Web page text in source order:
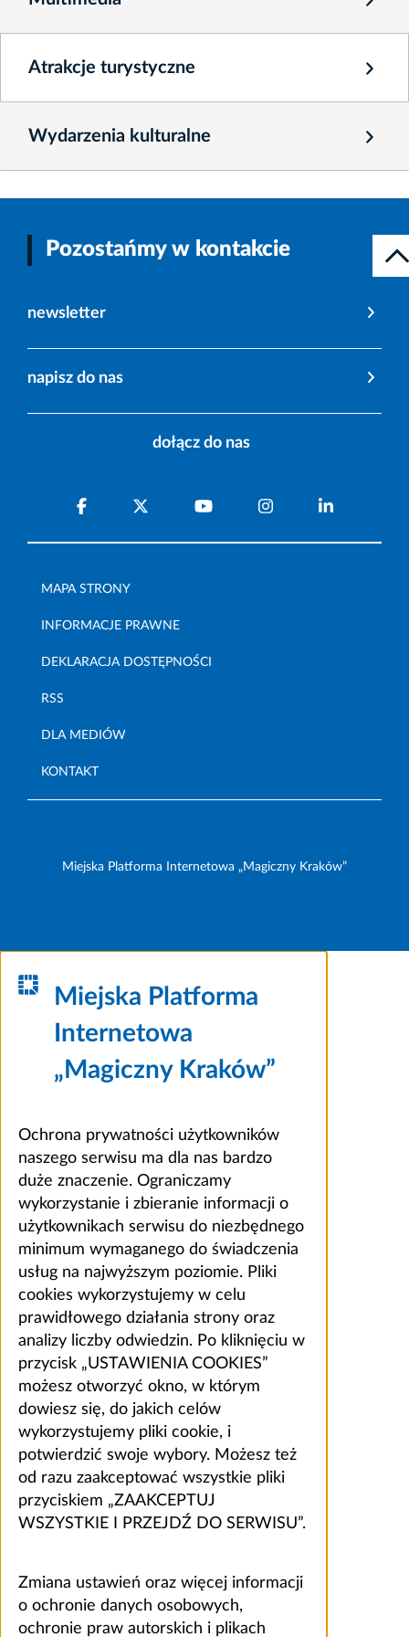
Atrakcje turystyczne
Wydarzenia kulturalne
Pozostańmy w kontakcie
newsletter
napisz do nas
dołącz do nas
MAPA STRONY
INFORMACJE PRAWNE
DEKLARACJA DOSTĘPNOŚCI
RSS
DLA MEDIÓW
KONTAKT
Miejska Platforma Internetowa „Magiczny Kraków”
Miejska Platforma
Internetowa
„Magiczny Kraków”
Ochrona prywatności użytkowników
naszego serwisu ma dla nas bardzo
duże znaczenie. Ograniczamy
wykorzystanie i zbieranie informacji o
użytkownikach serwisu do niezbędnego
minimum wymaganego do świadczenia
usług na najwyższym poziomie. Pliki
cookies wykorzystujemy w celu
prawidłowego działania strony oraz
analizy liczby odwiedzin. Po kliknięciu w
przycisk „USTAWIENIA COOKIES”
możesz otworzyć okno, w którym
dowiesz się, do jakich celów
wykorzystujemy pliki cookie, i
potwierdzić swoje wybory. Możesz też
od razu zaakceptować wszystkie pliki
przyciskiem „ZAAKCEPTUJ
WSZYSTKIE I PRZEJDŹ DO SERWISU”.
Zmiana ustawień oraz więcej informacji
o ochronie danych osobowych,
ochronie praw autorskich i plikach